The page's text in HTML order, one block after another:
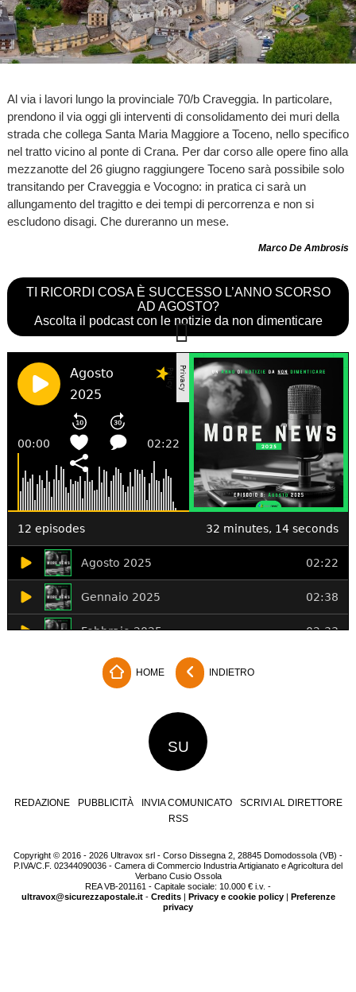
Al via i lavori lungo la provinciale 70/b Craveggia. In particolare,
prendono il via oggi gli interventi di consolidamento dei muri della
strada che collega Santa Maria Maggiore a Toceno, nello specifico
nel tratto vicino al ponte di Crana. Per dar corso alle opere fino alla
mezzanotte del 26 giugno raggiungere Toceno sarà possibile solo
transitando per Craveggia e Vocogno: in pratica ci sarà un
allungamento del tragitto e dei tempi di percorrenza e non si
escludono disagi. Che dureranno un mese.
Marco De Ambrosis
TI RICORDI COSA È SUCCESSO L’ANNO SCORSO
AD AGOSTO?
Ascolta il podcast con le notizie da non dimenticare
HOME INDIETRO
SU
REDAZIONE PUBBLICITÀ INVIA COMUNICATO
SCRIVI AL DIRETTORE
RSS
Copyright © 2016 - 2026 Ultravox srl - Corso Dissegna 2, 28845 Domodossola (VB) -
P.IVA/C.F. 02344090036 - Camera di Commercio Industria Artigianato e Agricoltura del
Verbano Cusio Ossola
REA VB-201161 - Capitale sociale: 10.000 € i.v. -
ultravox@sicurezzapostale.it- Credits| Privacy e cookie policy| Preferenze
privacy